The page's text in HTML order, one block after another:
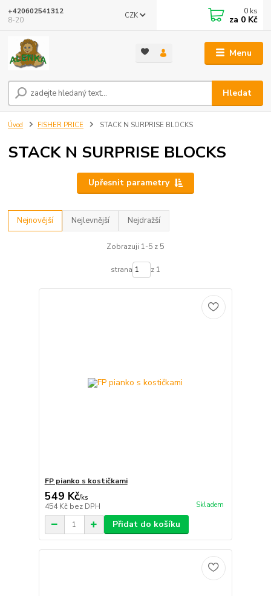
Menu
CZK
Hledat
+420602541312
8-20
0 ks
za 0 Kč
Úvod FISHER PRICE STACK N SURPRISE BLOCKS
STACK N SURPRISE BLOCKS
Upřesnit parametry
Nejnovější Nejlevnější Nejdražší
Zobrazuji 1-5 z 5
strana z 1
FP pianko s kostičkami
549 Kč/ks
454 Kč bez DPH Skladem
Přidat do košíku